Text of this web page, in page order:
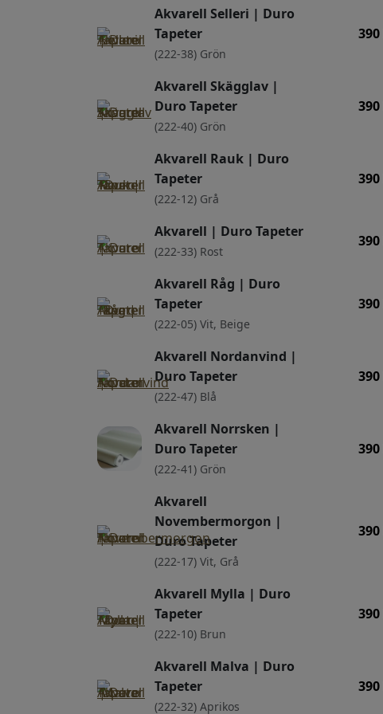
Akvarell Selleri | Duro
Tapeter
(222-38) Grön
390
Akvarell Skägglav |
Duro Tapeter
(222-40) Grön
390
Akvarell Rauk | Duro
Tapeter
(222-12) Grå
390
Akvarell | Duro Tapeter
(222-33) Rost
390
Akvarell Råg | Duro
Tapeter
(222-05) Vit, Beige
390
Akvarell Nordanvind |
Duro Tapeter
(222-47) Blå
390
Akvarell Norrsken |
Duro Tapeter
(222-41) Grön
390
Akvarell
Novembermorgon |
Duro Tapeter
(222-17) Vit, Grå
390
Akvarell Mylla | Duro
Tapeter
(222-10) Brun
390
Akvarell Malva | Duro
Tapeter
(222-32) Aprikos
390